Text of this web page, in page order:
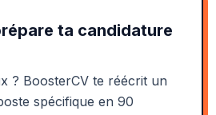
ta candidature
? BoosterCV te réécrit un
spécifique en 90